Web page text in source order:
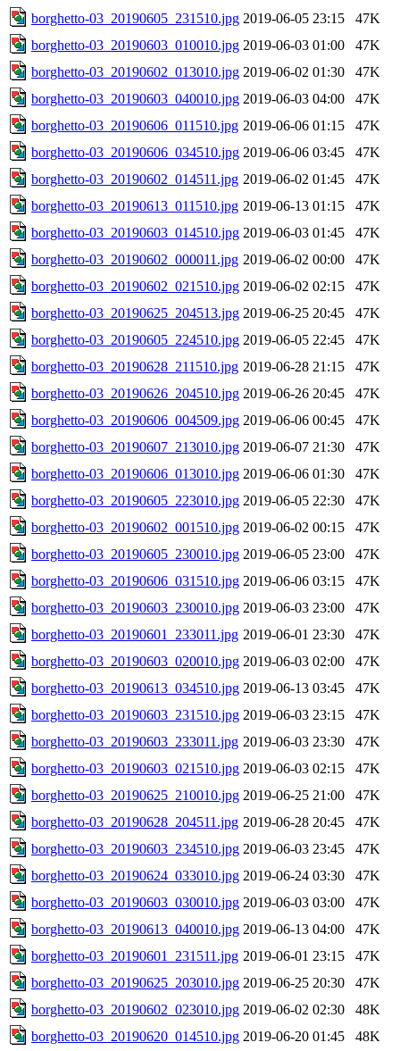
borghetto-03_20190605_231510.jpg 2019-06-05 23:15
47K
borghetto-03_20190603_010010.jpg 2019-06-03 01:00
47K
borghetto-03_20190602_013010.jpg 2019-06-02 01:30
47K
borghetto-03_20190603_040010.jpg 2019-06-03 04:00
47K
borghetto-03_20190606_011510.jpg 2019-06-06 01:15
47K
borghetto-03_20190606_034510.jpg 2019-06-06 03:45
47K
borghetto-03_20190602_014511.jpg 2019-06-02 01:45
47K
borghetto-03_20190613_011510.jpg 2019-06-13 01:15
47K
borghetto-03_20190603_014510.jpg 2019-06-03 01:45
47K
borghetto-03_20190602_000011.jpg 2019-06-02 00:00
47K
borghetto-03_20190602_021510.jpg 2019-06-02 02:15
47K
borghetto-03_20190625_204513.jpg 2019-06-25 20:45
47K
borghetto-03_20190605_224510.jpg 2019-06-05 22:45
47K
borghetto-03_20190628_211510.jpg 2019-06-28 21:15
47K
borghetto-03_20190626_204510.jpg 2019-06-26 20:45
47K
borghetto-03_20190606_004509.jpg 2019-06-06 00:45
47K
borghetto-03_20190607_213010.jpg 2019-06-07 21:30
47K
borghetto-03_20190606_013010.jpg 2019-06-06 01:30
47K
borghetto-03_20190605_223010.jpg 2019-06-05 22:30
47K
borghetto-03_20190602_001510.jpg 2019-06-02 00:15
47K
borghetto-03_20190605_230010.jpg 2019-06-05 23:00
47K
borghetto-03_20190606_031510.jpg 2019-06-06 03:15
47K
borghetto-03_20190603_230010.jpg 2019-06-03 23:00
47K
borghetto-03_20190601_233011.jpg 2019-06-01 23:30
47K
borghetto-03_20190603_020010.jpg 2019-06-03 02:00
47K
borghetto-03_20190613_034510.jpg 2019-06-13 03:45
47K
borghetto-03_20190603_231510.jpg 2019-06-03 23:15
47K
borghetto-03_20190603_233011.jpg 2019-06-03 23:30
47K
borghetto-03_20190603_021510.jpg 2019-06-03 02:15
47K
borghetto-03_20190625_210010.jpg 2019-06-25 21:00
47K
borghetto-03_20190628_204511.jpg 2019-06-28 20:45
47K
borghetto-03_20190603_234510.jpg 2019-06-03 23:45
47K
borghetto-03_20190624_033010.jpg 2019-06-24 03:30
47K
borghetto-03_20190603_030010.jpg 2019-06-03 03:00
47K
borghetto-03_20190613_040010.jpg 2019-06-13 04:00
47K
borghetto-03_20190601_231511.jpg 2019-06-01 23:15
47K
borghetto-03_20190625_203010.jpg 2019-06-25 20:30
47K
borghetto-03_20190602_023010.jpg 2019-06-02 02:30
48K
borghetto-03_20190620_014510.jpg 2019-06-20 01:45 48K